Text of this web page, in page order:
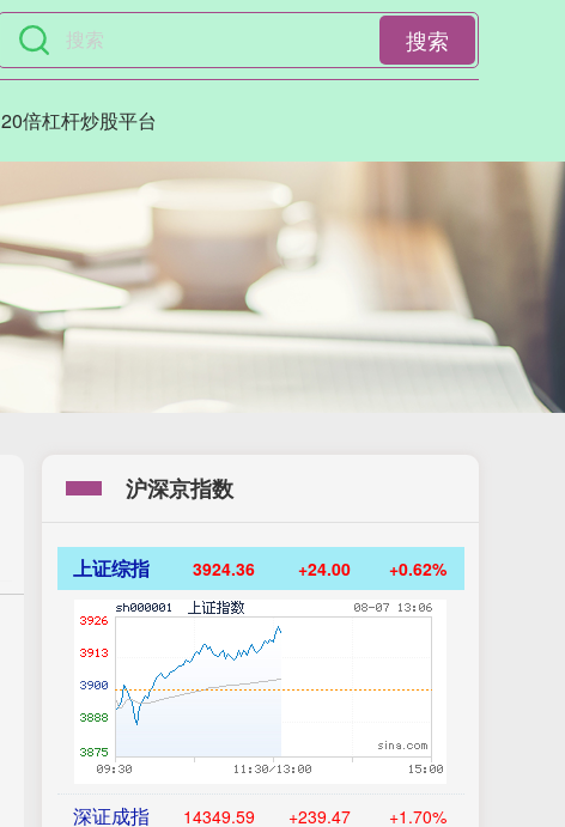
搜索
20倍杠杆炒股平台
沪深京指数
上证综指 3924.36 +24.00 +0.62%
深证成指 14349.59 +239.47 +1.70%